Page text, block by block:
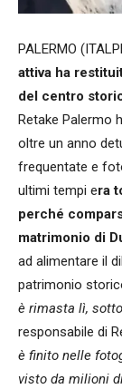
PALERMO
attiva ha
del centro
Retake Palermo
oltre un anno
frequentate e
ultimi tempi era
perché
matrimonio di
ad alimentare il
patrimonio
è rimasta lì,
responsabile di
è finito nelle
visto da milioni